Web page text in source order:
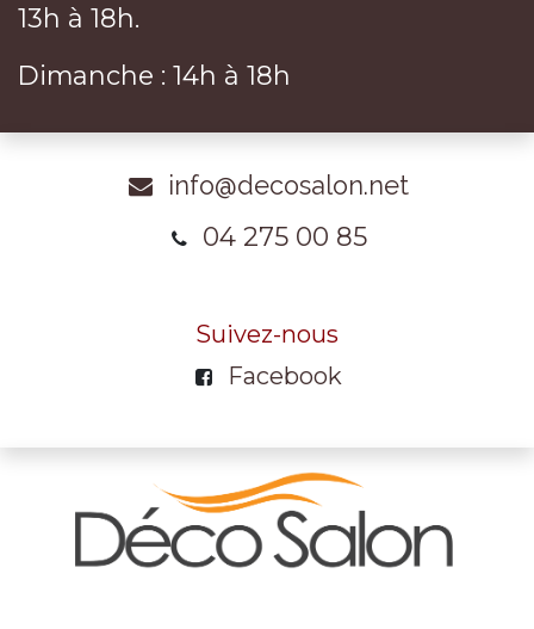
13h à 18h.
Dimanche : 14h à 18h
info@decosalon.net
04 275 00 85
Suivez-nous
Facebook